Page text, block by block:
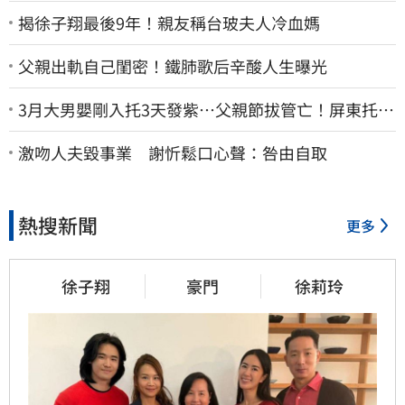
揭徐子翔最後9年！親友稱台玻夫人冷血媽
父親出軌自己閨密！鐵肺歌后辛酸人生曝光
3月大男嬰剛入托3天發紫…父親節拔管亡！屏東托嬰
中心回9字
激吻人夫毀事業 謝忻鬆口心聲：咎由自取
熱搜新聞 更多
徐子翔 豪門 徐莉玲